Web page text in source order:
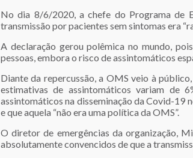
No dia 8/6/2020, a chefe do Programa de
transmissão por pacientes sem sintomas era
A declaração gerou polêmica no mundo,
pessoas, embora o risco de assintomáticos
Diante da repercussão, a OMS veio à
estimativas de assintomáticos variam de
assintomáticos na disseminação da Covid-19
e que aquela “não era uma política da OMS”.
O diretor de emergências da organização,
absolutamente convencidos de que a